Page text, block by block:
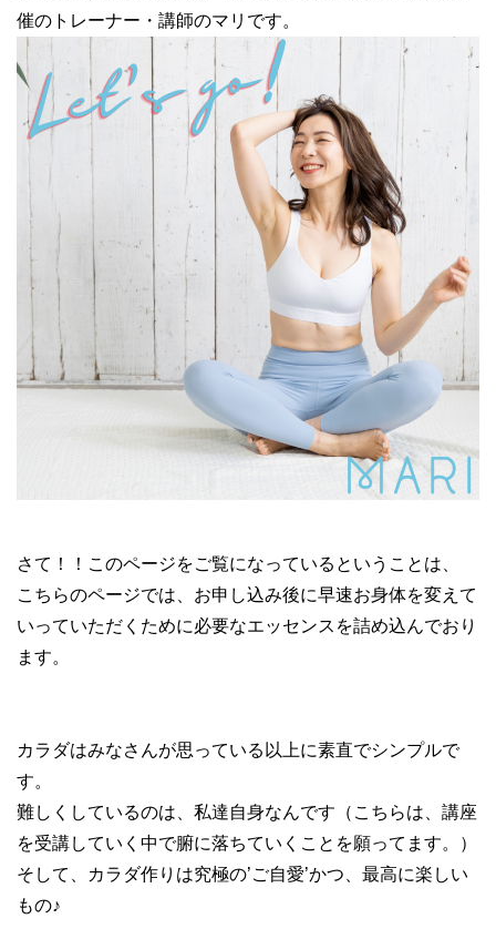
催のトレーナー・講師のマリです。
さて！！このページをご覧になっているということは、
こちらのページでは、お申し込み後に早速お身体を変えて
いっていただくために必要なエッセンスを詰め込んでおり
ます。
カラダはみなさんが思っている以上に素直でシンプルで
す。
難しくしているのは、私達自身なんです（こちらは、講座
を受講していく中で腑に落ちていくことを願ってます。）
そして、カラダ作りは究極の’ご自愛’かつ、最高に楽しい
もの♪